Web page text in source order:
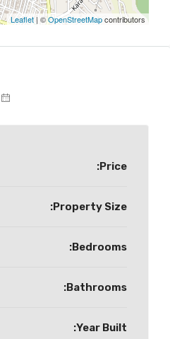
Leaflet | ©OpenStreetMapcontributors
Price:
Property Size:
Bedrooms:
Bathrooms:
Year Built: